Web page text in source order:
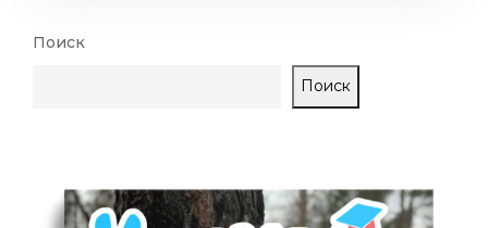
Поиск
Поиск